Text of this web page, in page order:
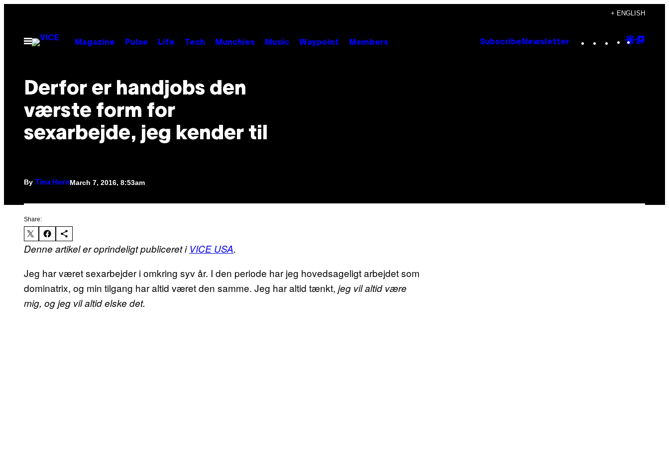
content
+ ENGLISH
Open
Menu
Magazine Pulse Life Tech Munchies Music Waypoint Members Subscribe Newsletter Instagram
TikTok
YouTube
Google
Derfor er handjobs den
værste form for
sexarbejde, jeg kender til
By Tina HornMarch 7, 2016, 8:53am
Share:
Denne artikel er oprindeligt publiceret i VICE USA.
Jeg har været sexarbejder i omkring syv år. I den periode har jeg hovedsageligt arbejdet som
dominatrix, og min tilgang har altid været den samme. Jeg har altid tænkt, jeg vil altid være
mig, og jeg vil altid elske det.